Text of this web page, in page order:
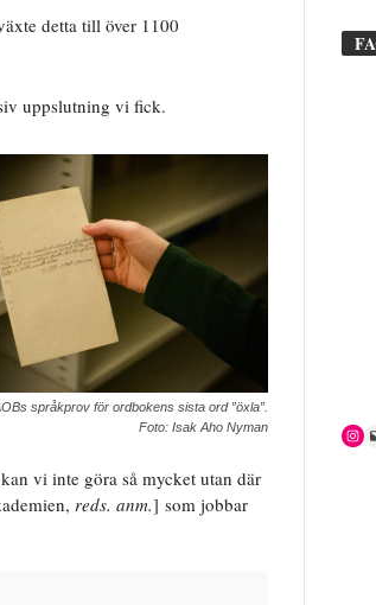
detta till över 1100
uppslutning vi fick.
språkprov för ordbokens sista ord ”öxla”.
Foto: Isak Aho Nyman
vi inte göra så mycket utan där
reds. anm.] som jobbar